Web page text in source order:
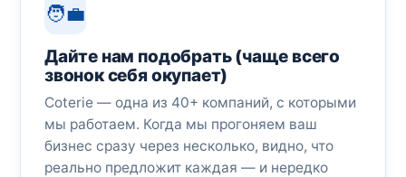
🧑‍💼
Дайте нам подобрать (чаще всего
звонок себя окупает)
Coterie — одна из 40+ компаний, с которыми
мы работаем. Когда мы прогоняем ваш
бизнес сразу через несколько, видно, что
реально предложит каждая — и нередко